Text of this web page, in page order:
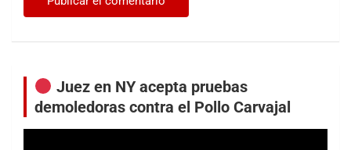
Juez en NY acepta pruebas
demoledoras contra el Pollo Carvajal